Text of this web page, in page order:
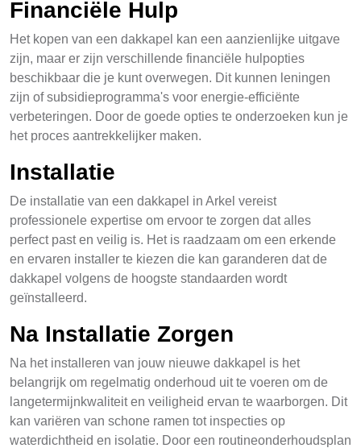
Financiële Hulp
Het kopen van een dakkapel kan een aanzienlijke uitgave
zijn, maar er zijn verschillende financiële hulpopties
beschikbaar die je kunt overwegen. Dit kunnen leningen
zijn of subsidieprogramma's voor energie-efficiënte
verbeteringen. Door de goede opties te onderzoeken kun je
het proces aantrekkelijker maken.
Installatie
De installatie van een dakkapel in Arkel vereist
professionele expertise om ervoor te zorgen dat alles
perfect past en veilig is. Het is raadzaam om een erkende
en ervaren installer te kiezen die kan garanderen dat de
dakkapel volgens de hoogste standaarden wordt
geïnstalleerd.
Na Installatie Zorgen
Na het installeren van jouw nieuwe dakkapel is het
belangrijk om regelmatig onderhoud uit te voeren om de
langetermijnkwaliteit en veiligheid ervan te waarborgen. Dit
kan variëren van schone ramen tot inspecties op
waterdichtheid en isolatie. Door een routineonderhoudsplan